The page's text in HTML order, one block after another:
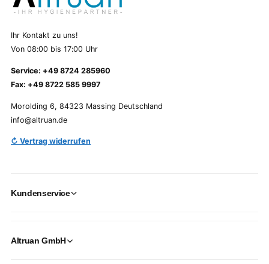
Ihr Kontakt zu uns!
Von 08:00 bis 17:00 Uhr
Service: +49 8724 285960
Fax: +49 8722 585 9997
Morolding 6, 84323 Massing Deutschland
info@altruan.de
↻ Vertrag widerrufen
Kundenservice
Altruan GmbH